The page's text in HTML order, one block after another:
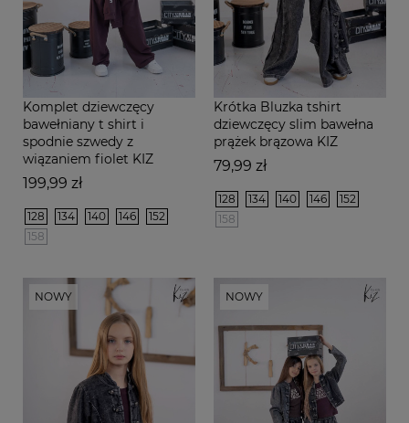
Komplet dziewczęcy
bawełniany t shirt i
spodnie szwedy z
wiązaniem fiolet KIZ
Cena
199,99 zł
128 134 140 146
152
158
Krótka Bluzka tshirt
dziewczęcy slim bawełna
prążek brązowa KIZ
Cena
79,99 zł
128 134 140 146
152
158
NOWY NOWY